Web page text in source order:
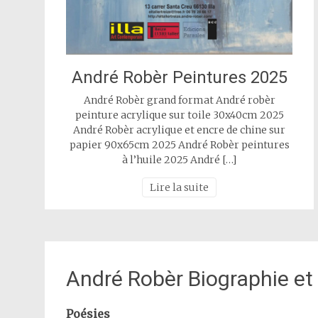
André Robèr Peintures 2025
André Robèr grand format André robèr
peinture acrylique sur toile 30x40cm 2025
André Robèr acrylique et encre de chine sur
papier 90x65cm 2025 André Robèr peintures
à l’huile 2025 André […]
Lire la suite
André Robèr Biographie
Poésies